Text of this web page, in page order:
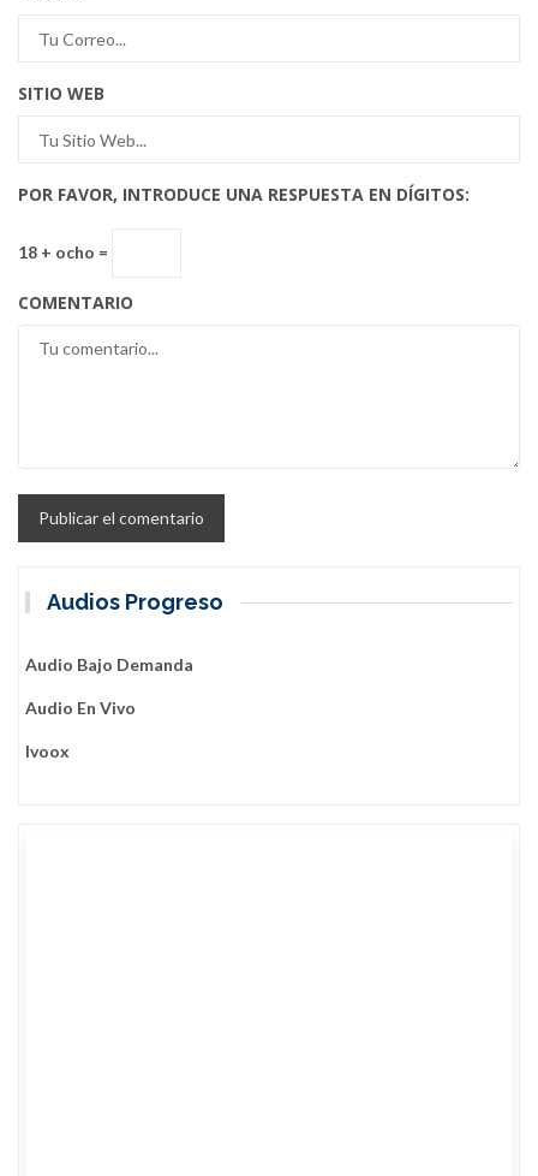
SITIO WEB
POR FAVOR, INTRODUCE UNA RESPUESTA EN DÍGITOS:
18 + ocho =
COMENTARIO
Audios Progreso
Audio Bajo Demanda
Audio En Vivo
Ivoox